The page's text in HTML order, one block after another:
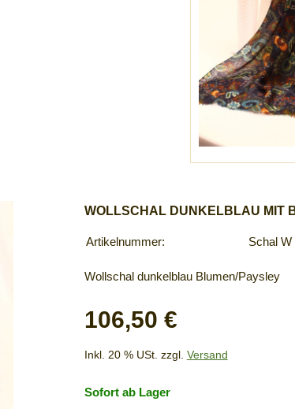
WOLLSCHAL DUNKELBLAU MIT
Artikelnummer: Schal W
Wollschal dunkelblau Blumen/Paysley
106,50 €
Inkl. 20 % USt. zzgl. Versand
Sofort ab Lager